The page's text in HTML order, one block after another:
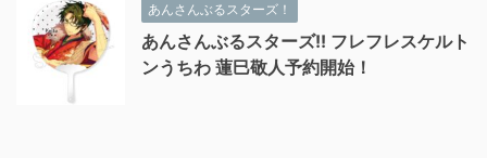
あんさんぶるスターズ！
あんさんぶるスターズ!! フレフレスケルト
ンうちわ 蓮巳敬人予約開始！